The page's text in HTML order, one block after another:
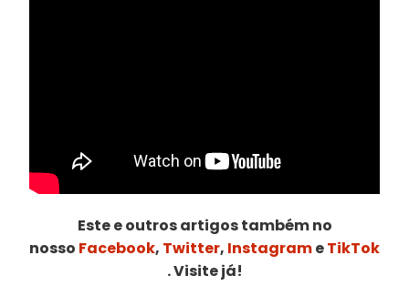
Este e outros artigos também no
nosso Facebook, Twitter, InstagrameTikTok
. Visite já!